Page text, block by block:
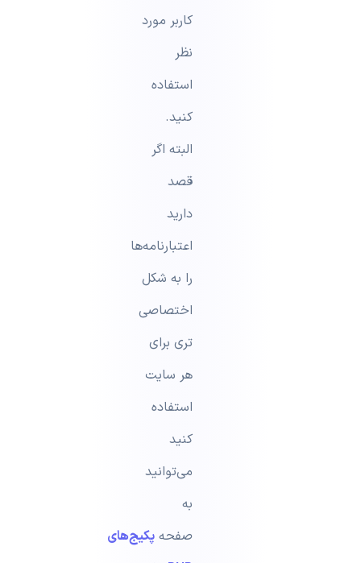
کاربر مورد
نظر
استفاده
کنید.
البته اگر
قصد
دارید
اعتبارنامه‌ها
را به شکل
اختصاصی
تری برای
هر سایت
استفاده
کنید
می‌توانید
به
صفحه پکیج‌های